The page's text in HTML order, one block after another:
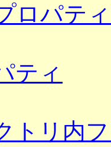
ロパティ
ティ
トリ内